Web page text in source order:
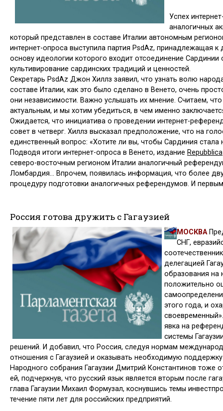
Успех
аналогичных
который представлен в составе Италии автономным
интер­нет-опроса выступила партия PsdAz, принадлежащая
основу идеологии которого входит отсоединение
культивирование сардинских традиций и ценностей.
Секретарь PsdAz Джон Хиллз заявил, что узнать волю
составе Ита­лии, как это было сделано в Венето, очень
они независимости. Важно услышать их мнение. Считаем,
актуальным, и мы хотим убедиться, в чем именно
Ожидается, что инициатива о проведении интернет-
совет в чет­верг. Хиллз высказал предположение, что на
единственный вопрос: «Хотите ли вы, чтобы Сардиния стала
Подводя итоги интернет-опроса в Венето, издание Repubblica
северо-вос­точным регионом Италии аналогичный
Ломбардия… Впрочем, по­явилась информация, что более
процедуру подготовки аналогичных референ­думов. И
Россия готова дружить с Гагаузией
МОСКВА
СНГ,
делегацией
образования на
положительно
этого года, и
явка на
системы
решений. И добавил, что Россия, следуя нормам
отношения с Гагаузией и оказывать необходимую
Народного собрания Гагаузии Дми­трий Константинов тоже
ей, подчеркнув, что русский язык является вторым после
глава Гагаузии Михаил Формузал, коснувшись темы
течение пяти лет для российских предприятий.